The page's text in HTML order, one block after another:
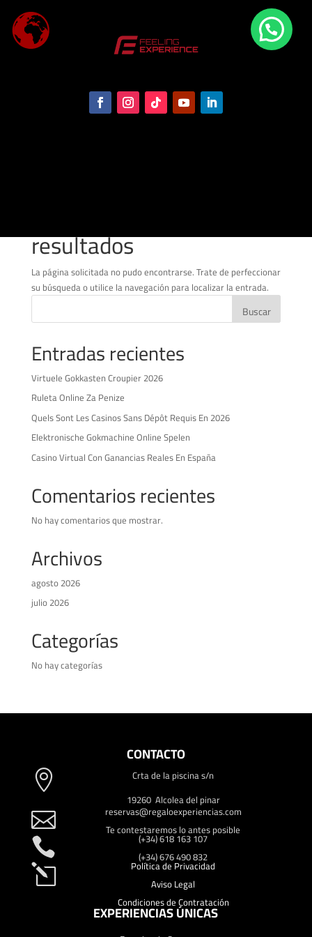
resultados
La página solicitada no pudo encontrarse. Trate de perfeccionar
su búsqueda o utilice la navegación para localizar la entrada.
Buscar
Entradas recientes
Virtuele Gokkasten Croupier 2026
Ruleta Online Za Penize
Quels Sont Les Casinos Sans Dépôt Requis En 2026
Elektronische Gokmachine Online Spelen
Casino Virtual Con Ganancias Reales En España
Comentarios recientes
No hay comentarios que mostrar.
Archivos
agosto 2026
julio 2026
Categorías
No hay categorías
CONTACTO

Crta de la piscina s/n
19260 Alcolea del pinar

reservas@regaloexperiencias.com
Te contestaremos lo antes posible

(+34) 618 163 107
(+34) 676 490 832
l
Política de Privacidad
Aviso Legal
Condiciones de Contratación
EXPERIENCIAS ÚNICAS